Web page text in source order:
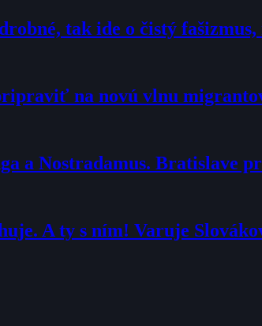
tak ide o čistý
na novú vlnu
a Nostradamus. Bratislave
A ty s ním! Varuje